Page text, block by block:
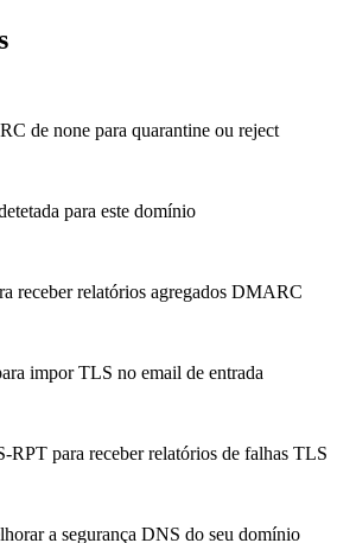
de none para quarantine ou reject
para este domínio
receber relatórios agregados DMARC
impor TLS no email de entrada
para receber relatórios de falhas TLS
a segurança DNS do seu domínio